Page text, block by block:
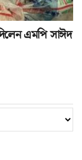
এমপি সাঈদ